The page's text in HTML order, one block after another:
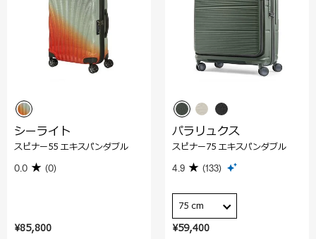
¥85,800
シーライト
スピナー55 エキスパンダブル
0.0 (0)
¥59,400
パラリュクス
スピナー75 エキスパンダブル
4.9 (133)
75 cm